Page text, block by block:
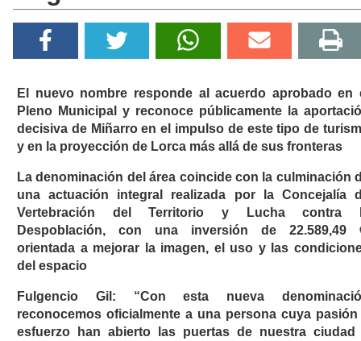
El nuevo nombre responde al acuerdo aprobado en
Pleno Municipal y reconoce públicamente la
decisiva de Miñarro en el impulso de este tipo de
y en la proyección de Lorca más allá de sus fronteras
La denominación del área coincide con la culminación
una actuación integral realizada por la Concejalía
Vertebración del Territorio y Lucha contra
Despoblación, con una inversión de 22.589,49
orientada a mejorar la imagen, el uso y las
del espacio
Fulgencio Gil: “Con esta nueva
reconocemos oficialmente a una persona cuya pasión
esfuerzo han abierto las puertas de nuestra ciudad